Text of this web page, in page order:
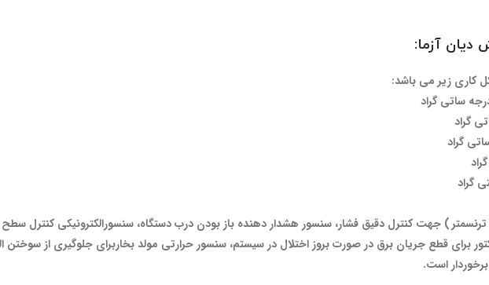
( ترنسمتر ) جهت کنترل دقیق فشار، سنسور هشدار دهنده باز بودن درب دستگاه، سنسورالکترونیکی
قطع جریان برق در صورت بروز اختلال در سیستم، سنسور حرارتی مولد بخاربرای جلوگیری از سوختن
است.